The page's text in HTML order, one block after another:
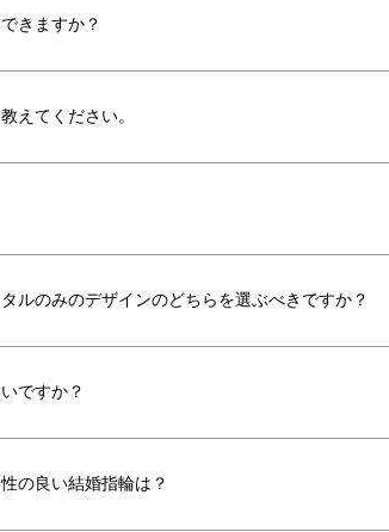
きますか？
えてください。
ルのみのデザインのどちらを選ぶべきですか？
ですか？
の良い結婚指輪は？